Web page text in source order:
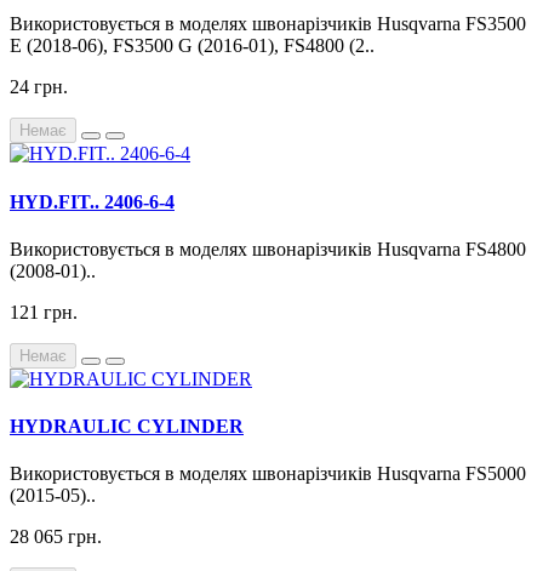
Використовується в моделях швонарізчиків Husqvarna FS3500
E (2018-06), FS3500 G (2016-01), FS4800 (2..
24 грн.
Немає
HYD.FIT.. 2406-6-4
Використовується в моделях швонарізчиків Husqvarna FS4800
(2008-01)..
121 грн.
Немає
HYDRAULIC CYLINDER
Використовується в моделях швонарізчиків Husqvarna FS5000
(2015-05)..
28 065 грн.